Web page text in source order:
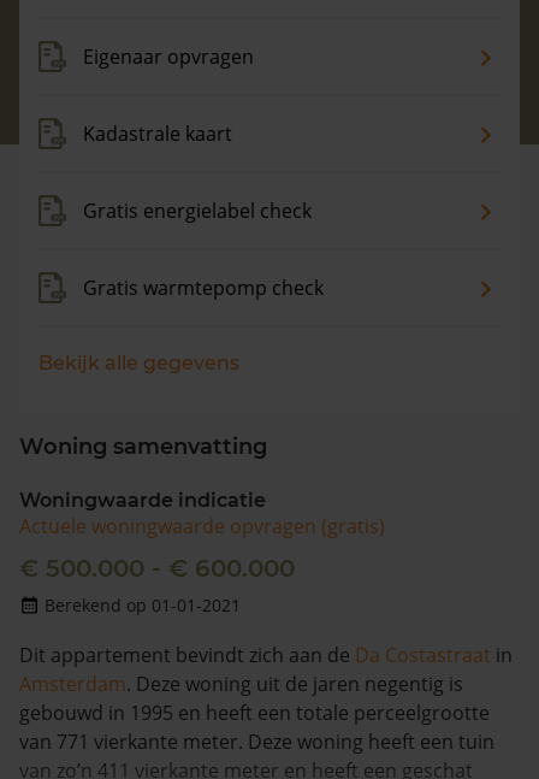
Eigenaar opvragen
Kadastrale kaart
Gratis energielabel check
Gratis warmtepomp check
Bekijk alle gegevens
Woning samenvatting
Woningwaarde indicatie
Actuele woningwaarde opvragen (gratis)
€ 500.000 - € 600.000
Berekend op 01-01-2021
Dit appartement bevindt zich aan de Da Costastraat in
Amsterdam. Deze woning uit de jaren negentig is
gebouwd in 1995 en heeft een totale perceelgrootte
van 771 vierkante meter. Deze woning heeft een tuin
van zo’n 411 vierkante meter en heeft een geschat